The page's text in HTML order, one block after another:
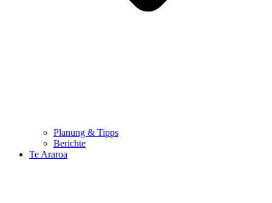
Planung & Tipps
Berichte
Te Araroa